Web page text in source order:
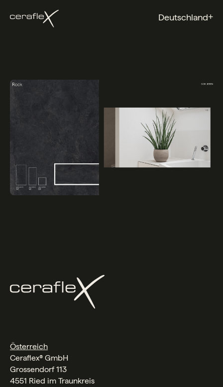
Deutschland+
Österreich
Ceraflex® GmbH
Grossendorf 113
4551 Ried im Traunkreis